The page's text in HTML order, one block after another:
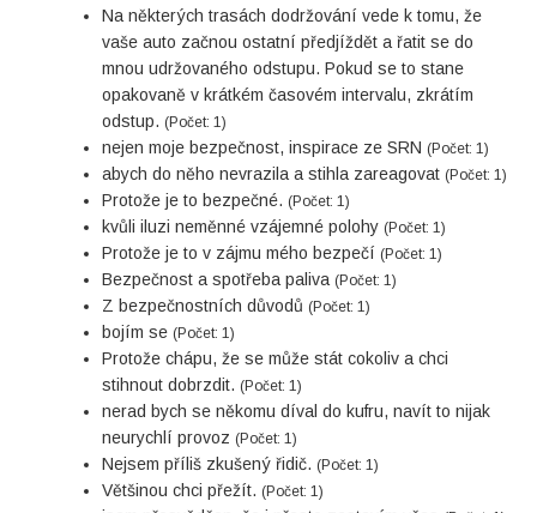
Na některých trasách dodržování vede k tomu, že
vaše auto začnou ostatní předjíždět a řatit se do
mnou udržovaného odstupu. Pokud se to stane
opakovaně v krátkém časovém intervalu, zkrátím
odstup. (Počet: 1)
nejen moje bezpečnost, inspirace ze SRN (Počet: 1)
abych do něho nevrazila a stihla zareagovat (Počet: 1)
Protože je to bezpečné. (Počet: 1)
kvůli iluzi neměnné vzájemné polohy (Počet: 1)
Protože je to v zájmu mého bezpečí (Počet: 1)
Bezpečnost a spotřeba paliva (Počet: 1)
Z bezpečnostních důvodů (Počet: 1)
bojím se (Počet: 1)
Protože chápu, že se může stát cokoliv a chci
stihnout dobrzdit. (Počet: 1)
nerad bych se někomu díval do kufru, navít to nijak
neurychlí provoz (Počet: 1)
Nejsem příliš zkušený řidič. (Počet: 1)
Většinou chci přežít. (Počet: 1)